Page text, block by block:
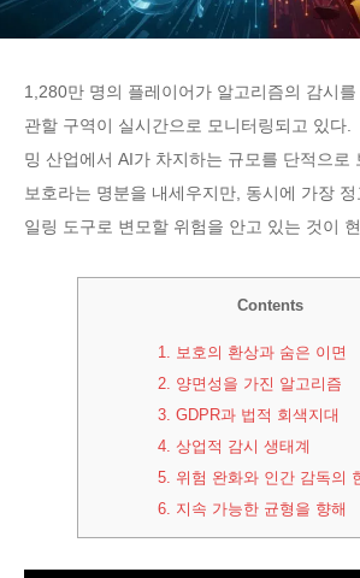
1,280만 명의 플레이어가 알고리즘의 감시
관할 구역이 실시간으로 모니터링되고 있다
밍 산업에서 AI가 차지하는 규모를 단적으로
보호라는 명분을 내세우지만, 동시에 가장
일링 도구로 변모할 위험을 안고 있는 것이
Contents
1. 보호의 환상과 숨은 이면
2. 양면성을 가진 알고리즘
3. GDPR과 법적 회색지대
4. 상업적 감시 생태계
5. 위험 완화와 인간 감독의
6. 지속 가능한 균형을 향해